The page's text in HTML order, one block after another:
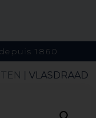
1860
| VLASDRAAD